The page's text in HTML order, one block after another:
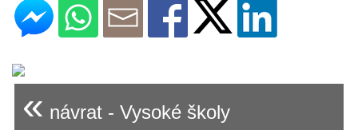
« návrat - Vysoké školy